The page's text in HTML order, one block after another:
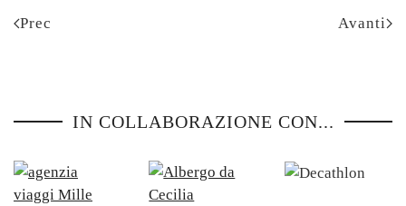
Prec Avanti
IN COLLABORAZIONE CON...